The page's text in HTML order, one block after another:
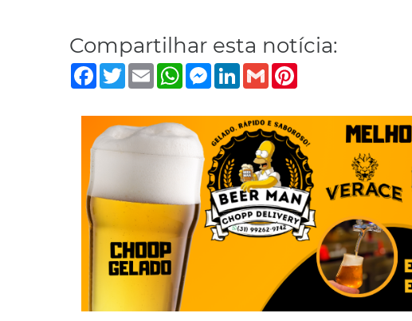
Compartilhar esta notícia:
Facebook
TwitterEmailWhatsApp
Messenger
LinkedIn
Gmail